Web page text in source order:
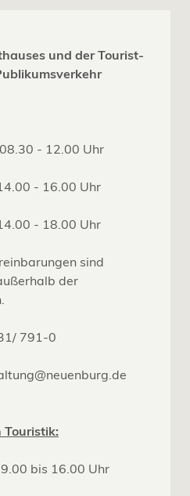
und der Tourist-
08.30 - 12.00 Uhr
16.00 Uhr
- 18.00 Uhr
sind
der
791-0
Touristik:
bis 16.00 Uhr